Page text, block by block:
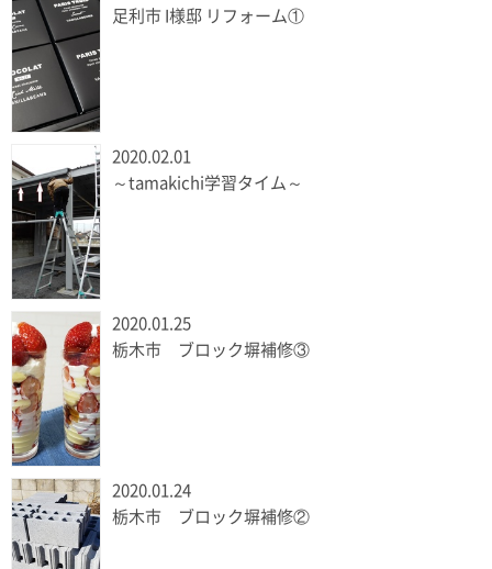
足利市 I様邸 リフォーム①
2020.02.01
～tamakichi学習タイム～
2020.01.25
栃木市 ブロック塀補修③
2020.01.24
栃木市 ブロック塀補修②